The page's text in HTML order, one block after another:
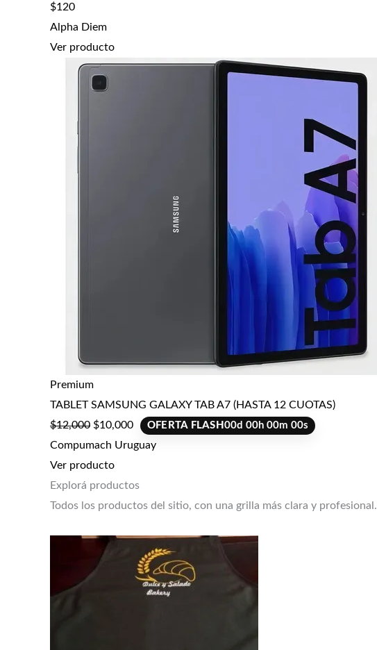
$120
Alpha Diem
Ver producto
Premium
TABLET SAMSUNG GALAXY TAB A7 (HASTA 12 CUOTAS)
$12,000 $10,000 OFERTA FLASH 00d 00h 00m 00s
Compumach Uruguay
Ver producto
Explorá productos
Todos los productos del sitio, con una grilla más clara y profesional.